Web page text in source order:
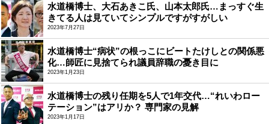
水道橋博士、大石あきこ氏、山本太郎氏…まっすぐ生
きてる人は見ていてシンプルですがすがしい
2023年7月27日
水道橋博士“病状”の根っこにビートたけしとの関係悪
化…師匠に見捨てられ議員辞職の憂き目に
2023年1月23日
水道橋博士の残り任期を5人で1年交代…“れいわロー
テーション”はアリか？ 専門家の見解
2023年1月17日